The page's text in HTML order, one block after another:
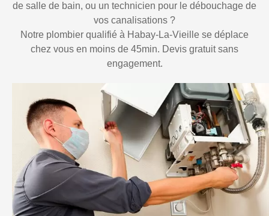
de salle de bain, ou un technicien pour le débouchage de
vos canalisations ?
Notre plombier qualifié à Habay-La-Vieille se déplace
chez vous en moins de 45min. Devis gratuit sans
engagement.